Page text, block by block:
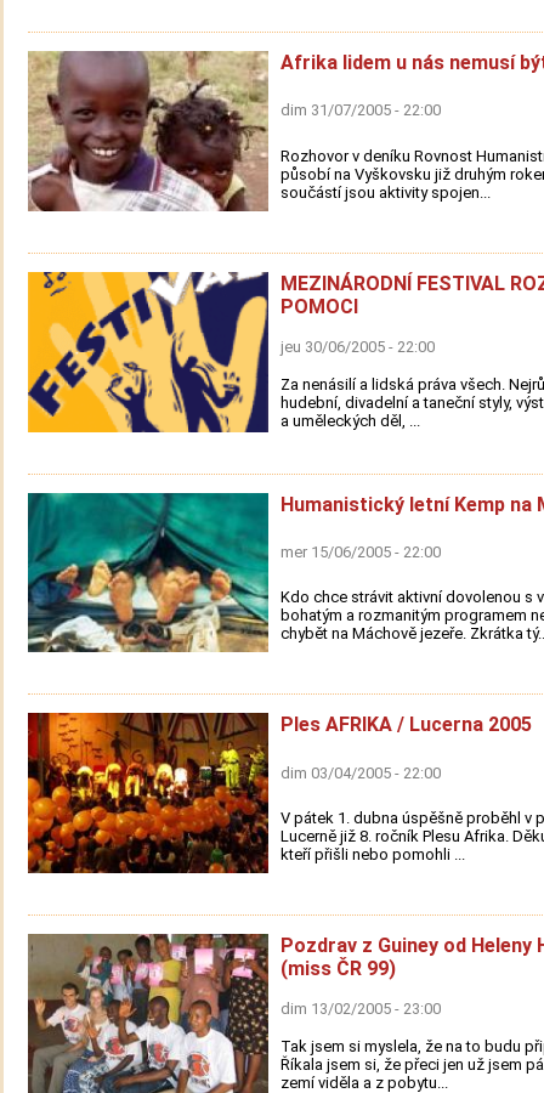
Afrika lidem u nás nemusí
dim 31/07/2005 - 22:00
Rozhovor v deníku Rovnost
působí na Vyškovsku již druhým
součástí jsou aktivity spojen...
MEZINÁRODNÍ FESTIVAL
POMOCI
jeu 30/06/2005 - 22:00
Za nenásilí a lidská práva všech.
hudební, divadelní a taneční styly,
a uměleckých děl, ...
Humanistický letní Kemp na
mer 15/06/2005 - 22:00
Kdo chce strávit aktivní dovolenou s
bohatým a rozmanitým programem
chybět na Máchově jezeře. Zkrátka
Ples AFRIKA / Lucerna 2005
dim 03/04/2005 - 22:00
V pátek 1. dubna úspěšně proběhl v
Lucerně již 8. ročník Plesu Afrika.
kteří přišli nebo pomohli ...
Pozdrav z Guiney od Heleny
(miss ČR 99)
dim 13/02/2005 - 23:00
Tak jsem si myslela, že na to budu
Říkala jsem si, že přeci jen už jsem
zemí viděla a z pobytu...